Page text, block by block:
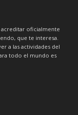
acreditar oficialmente
que te interesa.
a las actividades del
todo el mundo es